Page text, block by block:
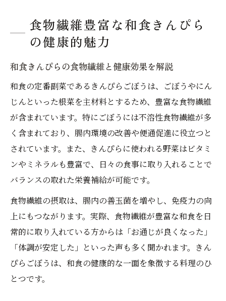
食物繊維豊富な和食きんぴら
の健康的魅力
和食きんぴらの食物繊維と健康効果を解説
和食の定番副菜であるきんぴらごぼうは、ごぼうやにん
じんといった根菜を主材料とするため、豊富な食物繊維
が含まれています。特にごぼうには不溶性食物繊維が多
く含まれており、腸内環境の改善や便通促進に役立つと
されています。また、きんぴらに使われる野菜はビタミ
ンやミネラルも豊富で、日々の食事に取り入れることで
バランスの取れた栄養補給が可能です。
食物繊維の摂取は、腸内の善玉菌を増やし、免疫力の向
上にもつながります。実際、食物繊維が豊富な和食を日
常的に取り入れている方からは「お通じが良くなった」
「体調が安定した」といった声も多く聞かれます。きん
ぴらごぼうは、和食の健康的な一面を象徴する料理のひ
とつです。